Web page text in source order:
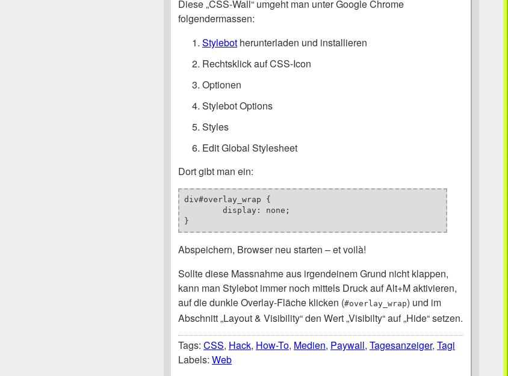
Diese „CSS-Wall“ umgeht man unter Google Chrome
folgendermassen:
Stylebot herunterladen und installieren
Rechtsklick auf CSS-Icon
Optionen
Stylebot Options
Styles
Edit Global Stylesheet
Dort gibt man ein:
div#overlay_wrap {
}
Abspeichern, Browser neu starten – et voilà!
Sollte diese Massnahme aus irgendeinem Grund nicht klappen,
kann man Stylebot immer noch mittels Druck auf Alt+M aktivieren,
auf die dunkle Overlay-Fläche klicken (#overlay_wrap) und im
Abschnitt „Layout & Visibility“ den Wert „Visibilty“ auf „Hide“ setzen.
Tags: CSS, Hack, How-To, Medien, Paywall, Tagesanzeiger, Tagi
Labels: Web